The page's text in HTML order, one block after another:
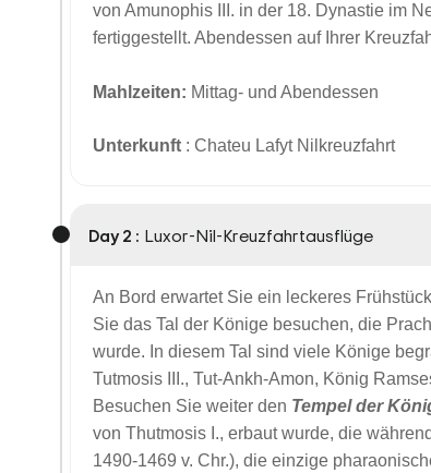
von Amunophis III. in der 18. Dynastie im
fertiggestellt. Abendessen auf Ihrer
Mahlzeiten: Mittag- und Abendessen
Unterkunft : Chateu Lafyt Nilkreuzfahrt
Day 2 : Luxor-Nil-Kreuzfahrtausflüge
An Bord erwartet Sie ein leckeres
Sie das Tal der Könige besuchen, die
wurde. In diesem Tal sind viele Könige
Tutmosis III., Tut-Ankh-Amon, König
Besuchen Sie weiter den Tempel der
von Thutmosis I., erbaut wurde, die
1490-1469 v. Chr.), die einzige